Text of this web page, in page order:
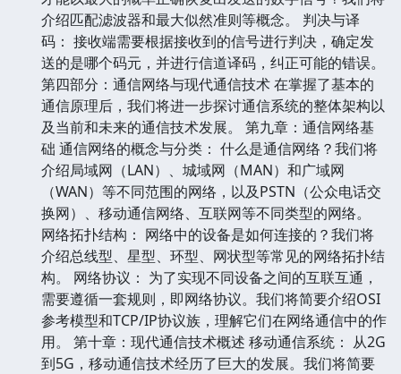
介绍匹配滤波器和最大似然准则等概念。 判决与译
码： 接收端需要根据接收到的信号进行判决，确定发
送的是哪个码元，并进行信道译码，纠正可能的错误。
第四部分：通信网络与现代通信技术 在掌握了基本的
通信原理后，我们将进一步探讨通信系统的整体架构以
及当前和未来的通信技术发展。 第九章：通信网络基
础 通信网络的概念与分类： 什么是通信网络？我们将
介绍局域网（LAN）、城域网（MAN）和广域网
（WAN）等不同范围的网络，以及PSTN（公众电话交
换网）、移动通信网络、互联网等不同类型的网络。
网络拓扑结构： 网络中的设备是如何连接的？我们将
介绍总线型、星型、环型、网状型等常见的网络拓扑结
构。 网络协议： 为了实现不同设备之间的互联互通，
需要遵循一套规则，即网络协议。我们将简要介绍OSI
参考模型和TCP/IP协议族，理解它们在网络通信中的作
用。 第十章：现代通信技术概述 移动通信系统： 从2G
到5G，移动通信技术经历了巨大的发展。我们将简要